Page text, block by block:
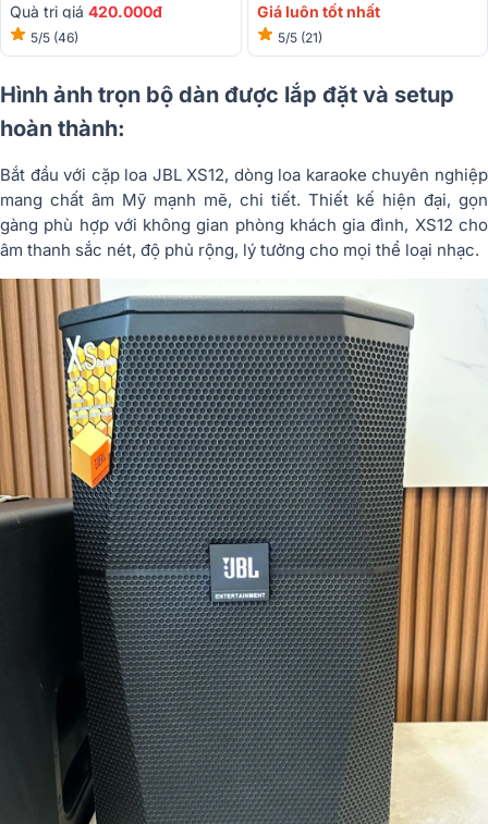
Quà trị giá 420.000đ
5/5 (46)
Giá luôn tốt nhất
5/5 (21)
Hình ảnh trọn bộ dàn được lắp đặt và setup
hoàn thành:
Bắt đầu với cặp loa JBL XS12, dòng loa karaoke chuyên nghiệp
mang chất âm Mỹ mạnh mẽ, chi tiết. Thiết kế hiện đại, gọn
gàng phù hợp với không gian phòng khách gia đình, XS12 cho
âm thanh sắc nét, độ phủ rộng, lý tưởng cho mọi thể loại nhạc.